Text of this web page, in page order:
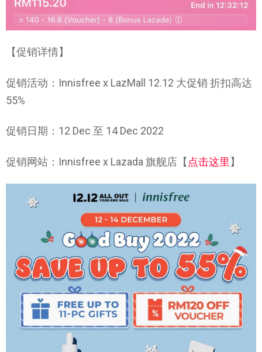
【促销详情】
促销活动：Innisfree x LazMall 12.12 大促销 折扣高达
55%
促销日期：12 Dec 至 14 Dec 2022
促销网站：Innisfree x Lazada 旗舰店【点击这里】